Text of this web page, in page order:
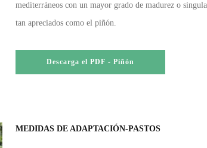
mediterráneos con un mayor grado de madurez o
tan apreciados como el piñón.
Descarga el PDF - Piñón
MEDIDAS DE ADAPTACIÓN-PASTOS